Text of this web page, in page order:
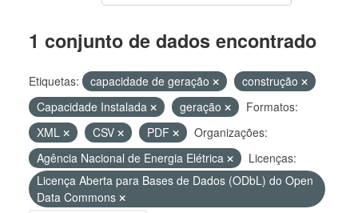
1 conjunto de dados encontrado
Etiquetas: capacidade de geração
construção
Capacidade Instalada
geração
Formatos:
XML
CSV PDF
Organizações:
Agência Nacional de Energia Elétrica
Licenças:
Licença Aberta para Bases de Dados (ODbL) do Open
Data Commons